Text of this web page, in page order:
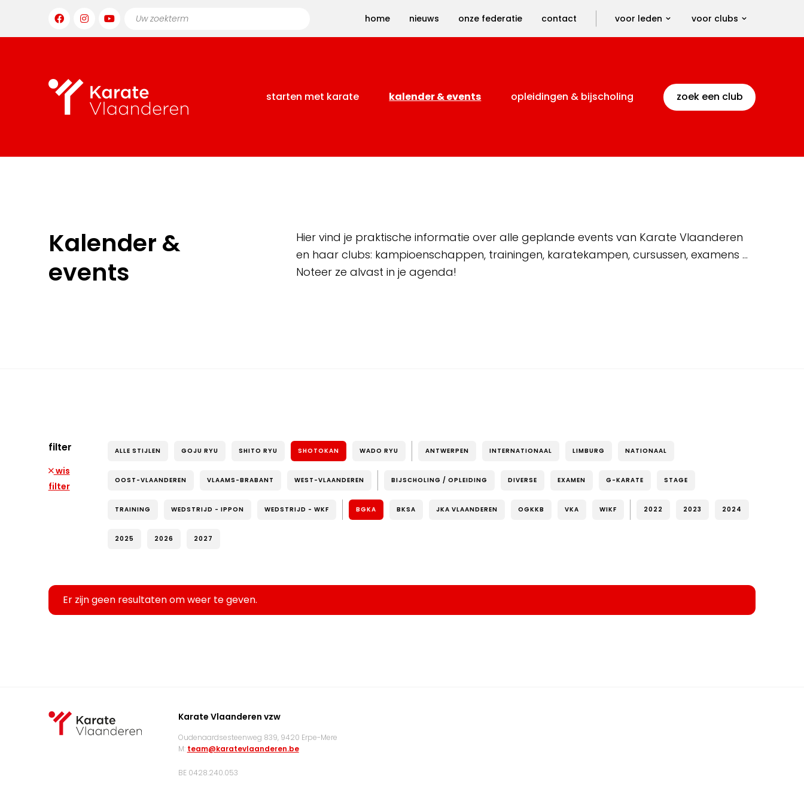
home nieuws onze federatie contact voor leden voor clubs
starten met karate kalender & events opleidingen & bijscholing zoek een club
Kalender &
events
Hier vind je praktische informatie over alle geplande events van Karate Vlaanderen
en haar clubs: kampioenschappen, trainingen, karatekampen, cursussen, examens …
Noteer ze alvast in je agenda!
filter
wis
filter
ALLE STIJLEN GOJU RYU SHITO RYU SHOTOKAN WADO RYU ANTWERPEN INTERNATIONAAL LIMBURG NATIONAAL
OOST-VLAANDEREN VLAAMS-BRABANT WEST-VLAANDEREN BIJSCHOLING / OPLEIDING DIVERSE EXAMEN G-KARATE STAGE
TRAINING WEDSTRIJD - IPPON WEDSTRIJD - WKF BGKA BKSA JKA VLAANDEREN OGKKB VKA WIKF 2022 2023 2024
2025 2026 2027
Er zijn geen resultaten om weer te geven.
Karate Vlaanderen vzw
Oudenaardsesteenweg 839, 9420 Erpe-Mere
M: team@karatevlaanderen.be
BE 0428.240.053